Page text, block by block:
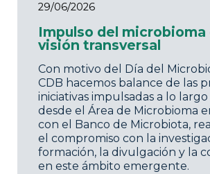
29/06/2026
Impulso del microbioma
visión transversal
Con motivo del Día del
CDB hacemos balance de las
iniciativas impulsadas a lo
desde el Área de Microbioma
con el Banco de Microbiota,
el compromiso con la
formación, la divulgación y la
en este ámbito emergente.